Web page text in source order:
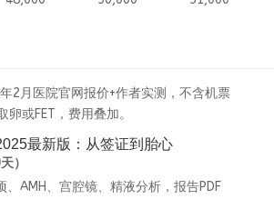
2月医院官网报价+作者实测，不含机票
或FET，费用叠加。
最新版：从签证到胎心
）
、AMH、宫腔镜、精液分析，报告PDF